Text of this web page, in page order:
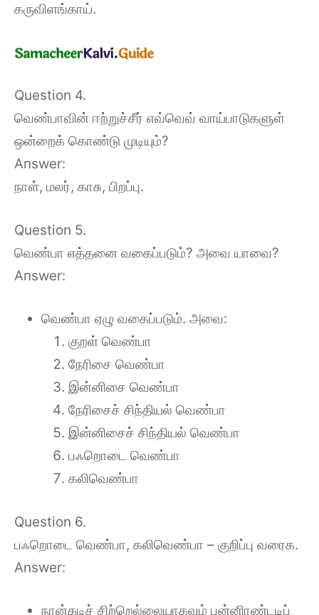
கருவிளங்காய்.
Question 4.
வெண்பாவின் ஈற்றுச்சீர் எவ்வெவ் வாய்பாடுகளுள்
ஒன்றைக் கொண்டு முடியும்?
Answer:
நாள், மலர், காசு, பிறப்பு.
Question 5.
வெண்பா எத்தனை வகைப்படும்? அவை யாவை?
Answer:
வெண்பா ஏழு வகைப்படும். அவை:
குறள் வெண்பா
நேரிசை வெண்பா
இன்னிசை வெண்பா
நேரிசைச் சிந்தியல் வெண்பா
இன்னிசைச் சிந்தியல் வெண்பா
பஃறொடை வெண்பா
கலிவெண்பா
Question 6.
பஃறொடை வெண்பா, கலிவெண்பா – குறிப்பு வரைக.
Answer:
நான்கடிச் சிற்றெல்லையாகவும் பன்னிரண்டடிப்